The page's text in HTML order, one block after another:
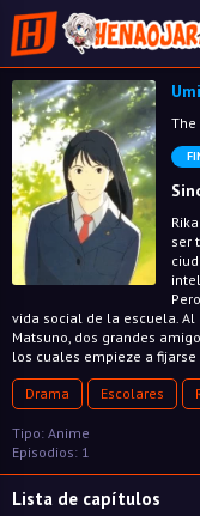
The
ser
vida social de la escuela. Al
Matsuno, dos grandes
los cuales empieze a
Drama Escolares
Tipo: Anime
Episodios: 1
Lista de capítulos